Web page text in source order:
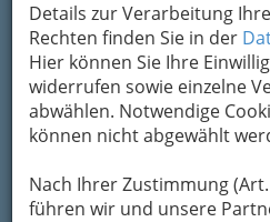
Details zur Verarbeitung
Rechten finden Sie in der
Hier können Sie Ihre
widerrufen sowie einzelne
abwählen. Notwendige
können nicht abgewählt
Nach Ihrer Zustimmung (Art.
führen wir und unsere
Inneren des
Salzsteinen gefügte Altar
rot.
Karte
Adresse mit Google Maps